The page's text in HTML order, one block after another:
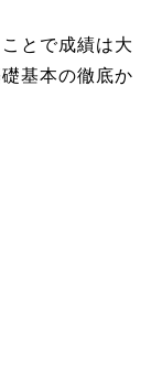
とで成績は大
基本の徹底か